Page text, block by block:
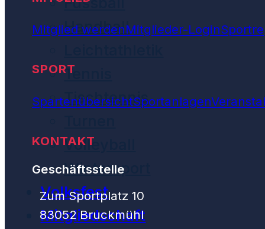
Handball
Tennis
Tischtennis
Volleyball
Wintersport
Volksfest
Mitgliedschaft
Mitglied werdenMitglieder-Login
SPORT
SpartenübersichtSportanlagen
KONTAKT
Geschäftsstelle
Zum Sportplatz 10
83052 Bruckmühl